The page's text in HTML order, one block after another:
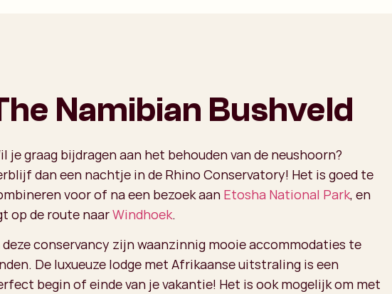
Namibian Bushveld
je graag bijdragen aan het behouden van de neushoorn?
dan een nachtje in de Rhino Conservatory! Het is goed te
voor of na een bezoek aan Etosha National Park, en
op de route naarWindhoek.
deze conservancy zijn waanzinnig mooie accommodaties te
De luxueuze lodge met Afrikaanse uitstraling is een
begin of einde van je vakantie! Het is ook mogelijk om met